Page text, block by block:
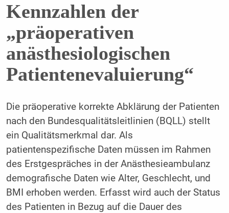
Kennzahlen der
„präoperativen
anästhesiologischen
Patientenevaluierung“
Die präoperative korrekte Abklärung der Patienten
nach den Bundesqualitätsleitlinien (BQLL) stellt
ein Qualitätsmerkmal dar. Als
patientenspezifische Daten müssen im Rahmen
des Erstgespräches in der Anästhesieambulanz
demografische Daten wie Alter, Geschlecht, und
BMI erhoben werden. Erfasst wird auch der Status
des Patienten in Bezug auf die Dauer des